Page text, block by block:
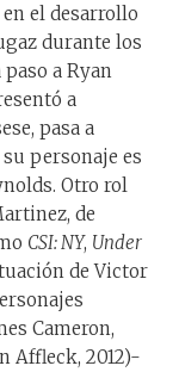
el desarrollo
durante los
a Ryan
a
pasa a
personaje es
Otro rol
de
CSI: NY, Under
de Victor
Cameron,
Affleck, 2012)-